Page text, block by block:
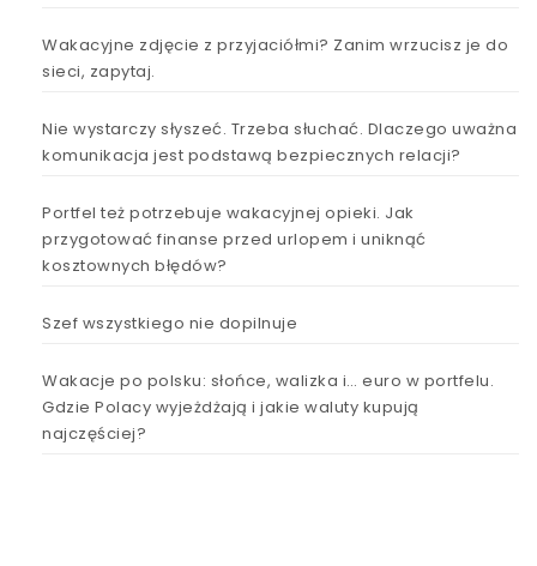
Wakacyjne zdjęcie z przyjaciółmi? Zanim wrzucisz je do
sieci, zapytaj.
Nie wystarczy słyszeć. Trzeba słuchać. Dlaczego uważna
komunikacja jest podstawą bezpiecznych relacji?
Portfel też potrzebuje wakacyjnej opieki. Jak
przygotować finanse przed urlopem i uniknąć
kosztownych błędów?
Szef wszystkiego nie dopilnuje
Wakacje po polsku: słońce, walizka i… euro w portfelu.
Gdzie Polacy wyjeżdżają i jakie waluty kupują
najczęściej?